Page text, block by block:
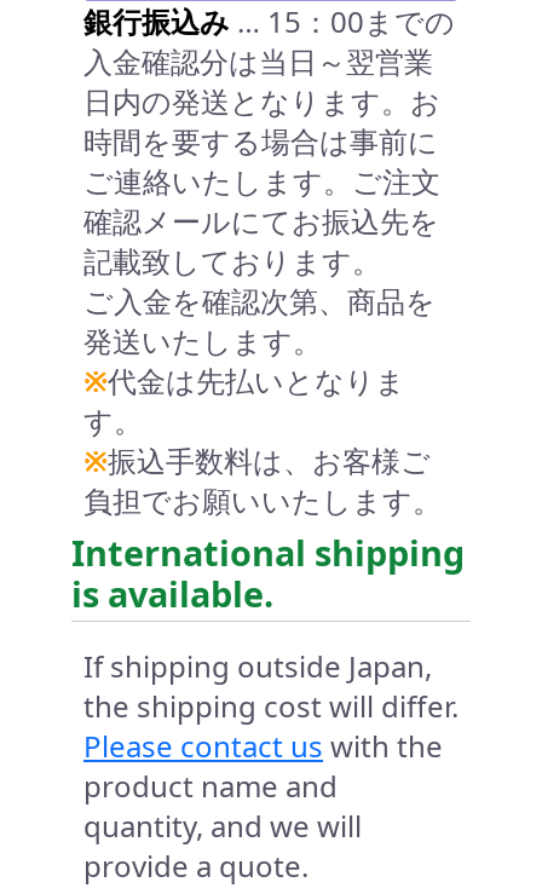
銀行振込み … 15：00までの
入金確認分は当日～翌営業
日内の発送となります。お
時間を要する場合は事前に
ご連絡いたします。ご注文
確認メールにてお振込先を
記載致しております。
ご入金を確認次第、商品を
発送いたします。
※代金は先払いとなりま
す。
※振込手数料は、お客様ご
負担でお願いいたします。
International shipping
is available.
If shipping outside Japan,
the shipping cost will differ.
Please contact us with the
product name and
quantity, and we will
provide a quote.